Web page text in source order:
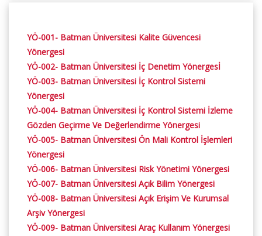
YÖ-001- Batman Üniversitesi Kalite Güvencesi
Yönergesi
YÖ-002- Batman Üniversitesi İç Denetim Yönergesİ
YÖ-003- Batman Üniversitesi İç Kontrol Sistemi
Yönergesi
YÖ-004- Batman Üniversitesi İç Kontrol Sistemi İzleme
Gözden Geçirme Ve Değerlendirme Yönergesi
YÖ-005- Batman Üniversitesi Ön Mali Kontrol İşlemleri
Yönergesi
YÖ-006- Batman Üniversitesi Risk Yönetimi Yönergesi
YÖ-007- Batman Üniversitesi Açık Bilim Yönergesi
YÖ-008- Batman Üniversitesi Açık Erişim Ve Kurumsal
Arşiv Yönergesi
YÖ-009- Batman Üniversitesi Araç Kullanım Yönergesi